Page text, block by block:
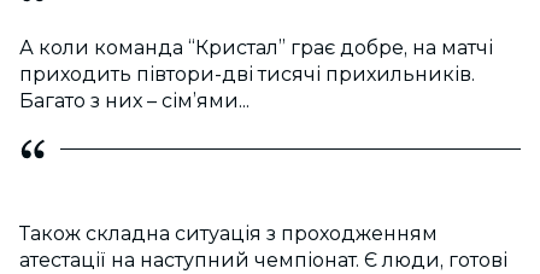
А коли команда “Кристал” грає добре, на матчі
приходить півтори-дві тисячі прихильників.
Багато з них – сім’ями...
Також складна ситуація з проходженням
атестації на наступний чемпіонат. Є люди, готові